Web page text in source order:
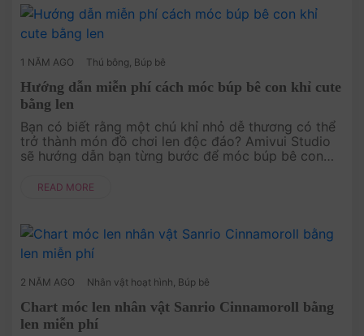
1 NĂM AGO Thú bông, Búp bê
Hướng dẫn miễn phí cách móc búp bê con khỉ cute
bằng len
Bạn có biết rằng một chú khỉ nhỏ dễ thương có thể
trở thành món đồ chơi len độc đáo? Amivui Studio
sẽ hướng dẫn bạn từng bước để móc búp bê con
thích hợp cho mọi lứa tu....
READ MORE
2 NĂM AGO Nhân vật hoạt hình, Búp bê
Chart móc len nhân vật Sanrio Cinnamoroll bằng
len miễn phí